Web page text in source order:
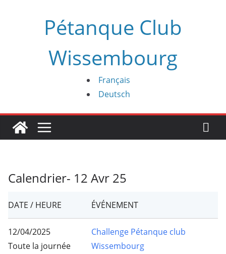
Pétanque Club
Wissembourg
Français
Deutsch
Calendrier- 12 Avr 25
DATE / HEURE ÉVÉNEMENT
12/04/2025
Toute la journée
Challenge Pétanque club
Wissembourg